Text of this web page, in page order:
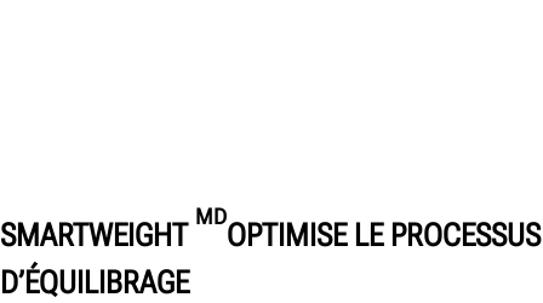
SMARTWEIGHT
MD
OPTIMISE LE PROCESSUS
D’ÉQUILIBRAGE